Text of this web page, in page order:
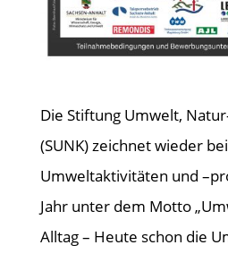
Die Stiftung Umwelt,
(SUNK) zeichnet wieder
Umweltaktivitäten und
Jahr unter dem Motto
Alltag – Heute schon die